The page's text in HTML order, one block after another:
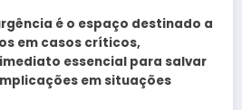
é o espaço destinado a
em casos críticos,
essencial para salvar
em situações